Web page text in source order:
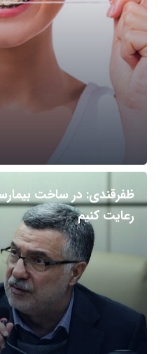
ظفرقندی: در ساخت
رعایت کنیم